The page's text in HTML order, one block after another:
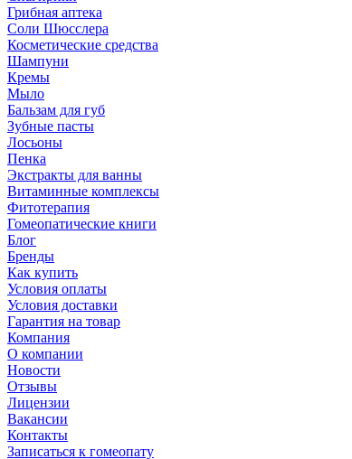
Грибная аптека
Соли Шюсслера
Косметические средства
Шампуни
Кремы
Мыло
Бальзам для губ
Зубные пасты
Лосьоны
Пенка
Экстракты для ванны
Витаминные комплексы
Фитотерапия
Гомеопатические книги
Блог
Бренды
Как купить
Условия оплаты
Условия доставки
Гарантия на товар
Компания
О компании
Новости
Отзывы
Лицензии
Вакансии
Контакты
Записаться к гомеопату